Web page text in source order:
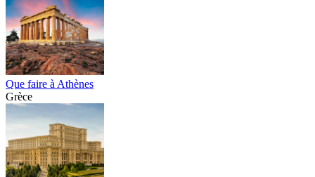
Que faire à Athènes
Grèce